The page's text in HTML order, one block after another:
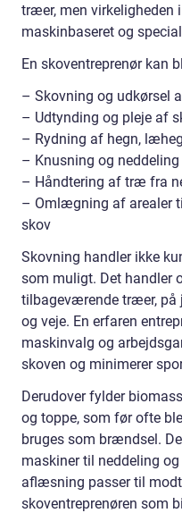
træer, men virkeligheden
maskinbaseret og
En skoventreprenør kan
– Skovning og udkørsel
– Udtynding og pleje af
– Rydning af hegn,
– Knusning og
– Håndtering af træ fra
– Omlægning af arealer
skov
Skovning handler ikke
som muligt. Det handler
tilbageværende træer, på
og veje. En erfaren
maskinvalg og
skoven og minimerer
Derudover fylder
og toppe, som før ofte
bruges som brændsel.
maskiner til neddeling
aflæsning passer til
skoventreprenøren som